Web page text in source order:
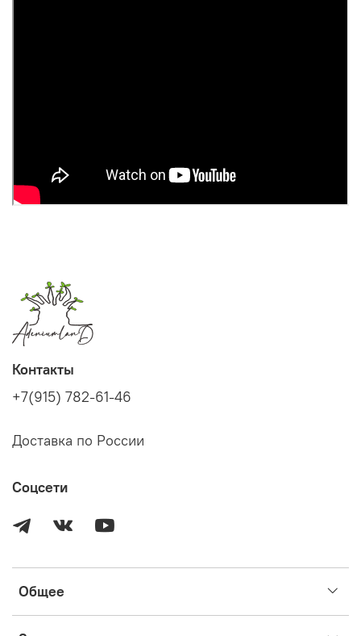
Общее
Контакты
+7(915) 782-61-46
Доставка по России
Соцсети